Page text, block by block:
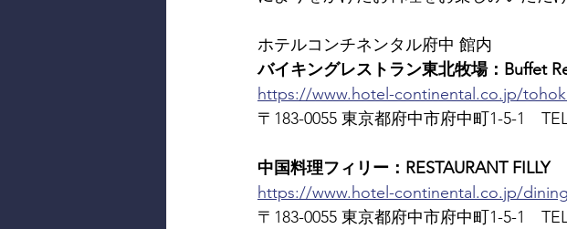
ホテルコンチネンタル府中 館内
バイキングレストラン東北牧場：Buffet
https://www.hotel-continental.co.jp/
〒183-0055 東京都府中市府中町1-5-1　
中国料理フィリー：RESTAURANT FILLY
https://www.hotel-continental.co.jp/
〒183-0055 東京都府中市府中町1-5-1　